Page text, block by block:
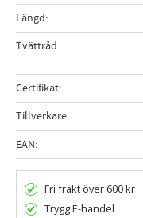
Längd
Tvättråd
Certifikat
Tillverkare
EAN
Fri frakt över 600 kr
Trygg E-handel